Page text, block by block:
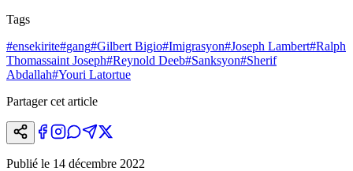
Tags
#ensekirite#gang#Gilbert Bigio#Imigrasyon#Joseph Lambert#Ralph
Thomassaint Joseph#Reynold Deeb#Sanksyon#Sherif
Abdallah#Youri Latortue
Partager cet article
Publié le 14 décembre 2022